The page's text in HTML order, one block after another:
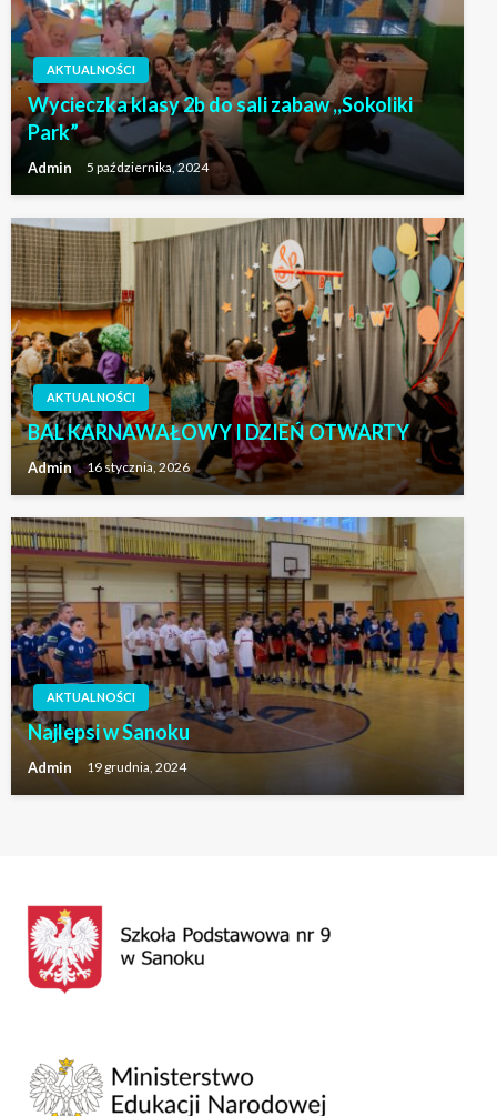
AKTUALNOŚCI
Wycieczka klasy 2b do sali zabaw ,,Sokoliki
Park”
Admin 5 października, 2024
AKTUALNOŚCI
BAL KARNAWAŁOWY I DZIEŃ OTWARTY
Admin 16 stycznia, 2026
AKTUALNOŚCI
Najlepsi w Sanoku
Admin 19 grudnia, 2024